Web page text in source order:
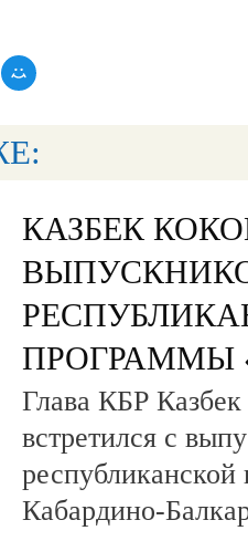
КАЗБЕК
ПРОГРАММЫ
Глава КБР Казбек
встретился с
Кабардино-